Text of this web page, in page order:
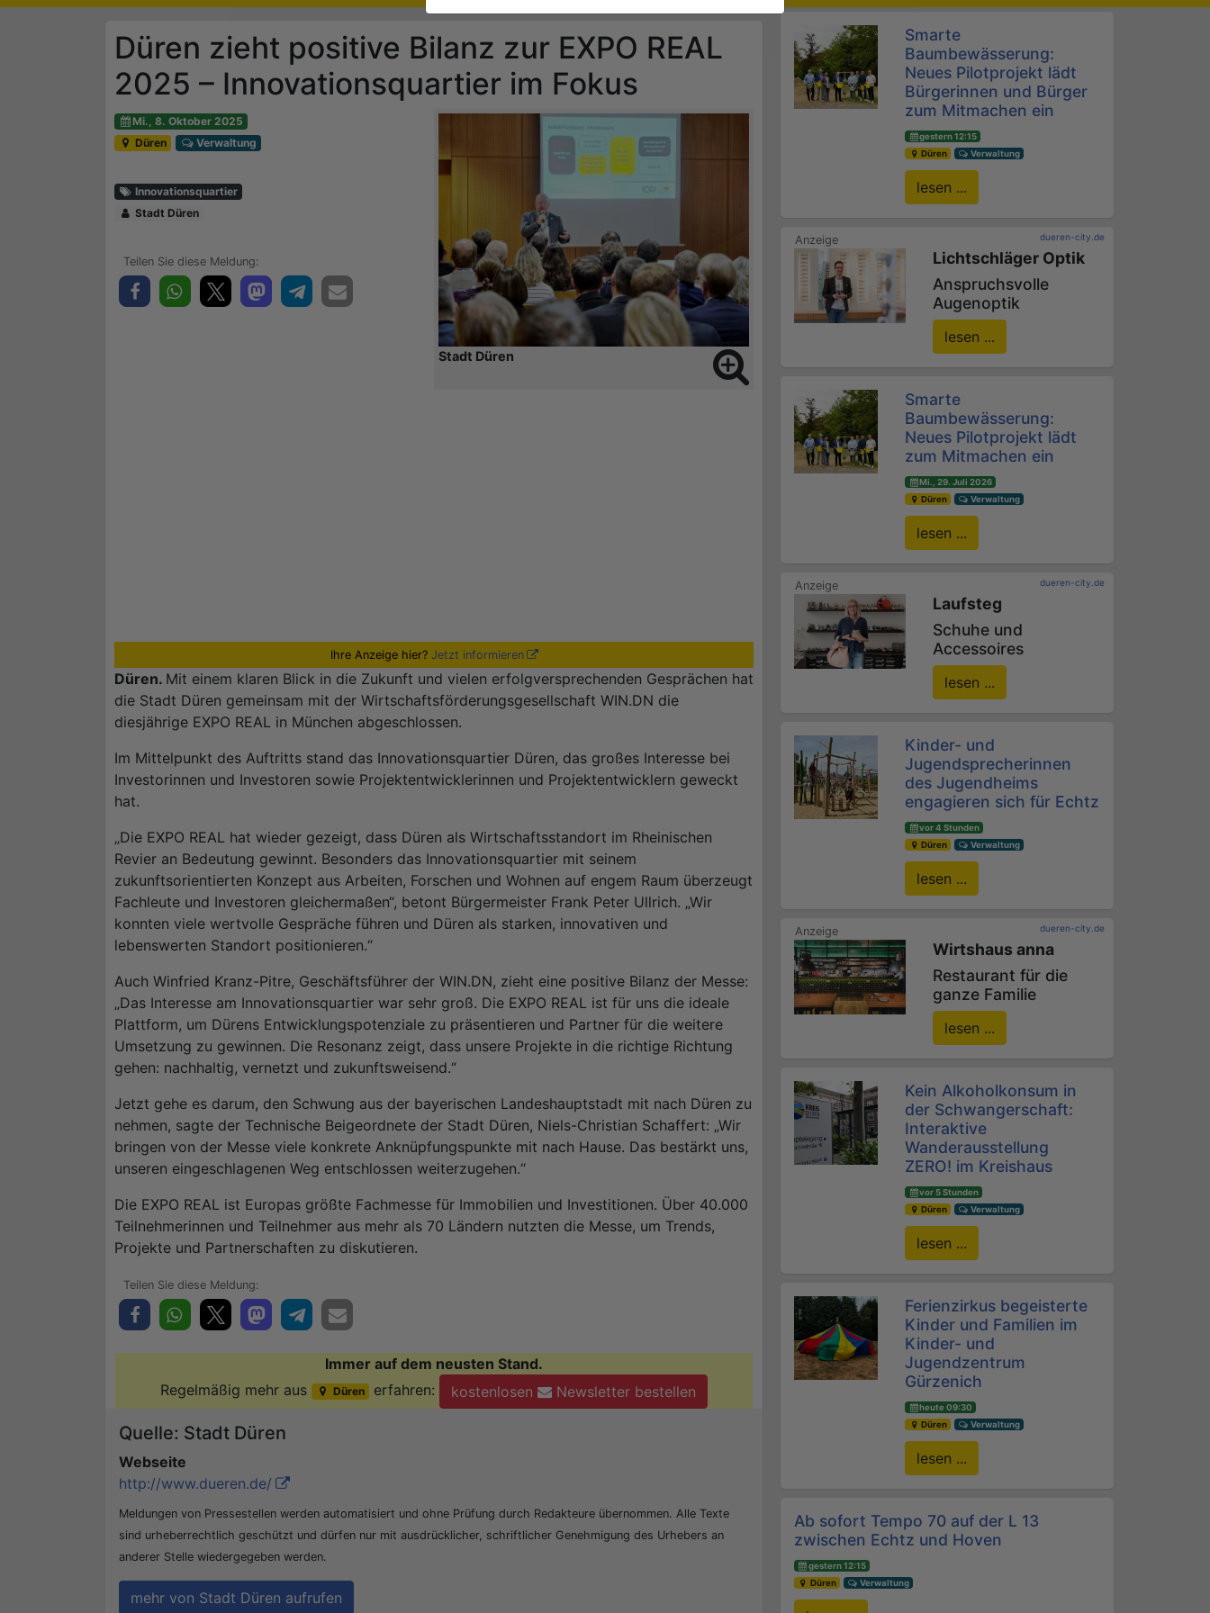
Düren zieht positive Bilanz zur EXPO REAL
2025 – Innovationsquartier im Fokus
Stadt Düren
Mi., 8. Oktober 2025
Düren
Verwaltung
Innovationsquartier
Stadt Düren
Ihre Anzeige hier? Jetzt informieren
Düren. Mit einem klaren Blick in die Zukunft und vielen erfolgversprechenden Gesprächen hat
die Stadt Düren gemeinsam mit der Wirtschaftsförderungsgesellschaft WIN.DN die
diesjährige EXPO REAL in München abgeschlossen.
Im Mittelpunkt des Auftritts stand das Innovationsquartier Düren, das großes Interesse bei
Investorinnen und Investoren sowie Projektentwicklerinnen und Projektentwicklern geweckt
hat.
„Die EXPO REAL hat wieder gezeigt, dass Düren als Wirtschaftsstandort im Rheinischen
Revier an Bedeutung gewinnt. Besonders das Innovationsquartier mit seinem
zukunftsorientierten Konzept aus Arbeiten, Forschen und Wohnen auf engem Raum überzeugt
Fachleute und Investoren gleichermaßen“, betont Bürgermeister Frank Peter Ullrich. „Wir
konnten viele wertvolle Gespräche führen und Düren als starken, innovativen und
lebenswerten Standort positionieren.“
Auch Winfried Kranz-Pitre, Geschäftsführer der WIN.DN, zieht eine positive Bilanz der Messe:
„Das Interesse am Innovationsquartier war sehr groß. Die EXPO REAL ist für uns die ideale
Plattform, um Dürens Entwicklungspotenziale zu präsentieren und Partner für die weitere
Umsetzung zu gewinnen. Die Resonanz zeigt, dass unsere Projekte in die richtige Richtung
gehen: nachhaltig, vernetzt und zukunftsweisend.“
Jetzt gehe es darum, den Schwung aus der bayerischen Landeshauptstadt mit nach Düren zu
nehmen, sagte der Technische Beigeordnete der Stadt Düren, Niels-Christian Schaffert: „Wir
bringen von der Messe viele konkrete Anknüpfungspunkte mit nach Hause. Das bestärkt uns,
unseren eingeschlagenen Weg entschlossen weiterzugehen.“
Die EXPO REAL ist Europas größte Fachmesse für Immobilien und Investitionen. Über 40.000
Teilnehmerinnen und Teilnehmer aus mehr als 70 Ländern nutzten die Messe, um Trends,
Projekte und Partnerschaften zu diskutieren.
Immer auf dem neusten Stand.
Regelmäßig mehr aus
Düren erfahren: kostenlosen Newsletter bestellen
Quelle: Stadt Düren
Webseite
http://www.dueren.de/
Meldungen von Pressestellen werden automatisiert und ohne Prüfung durch Redakteure übernommen. Alle Texte
sind urheberrechtlich geschützt und dürfen nur mit ausdrücklicher, schriftlicher Genehmigung des Urhebers an
anderer Stelle wiedergegeben werden.
mehr von Stadt Düren aufrufen
Smarte
Baumbewässerung:
Neues Pilotprojekt lädt
Bürgerinnen und Bürger
zum Mitmachen ein
gestern 12:15
Düren
Verwaltung
lesen ...
dueren-city.de
Lichtschläger Optik
Anspruchsvolle
Augenoptik
lesen ...
Smarte
Baumbewässerung:
Neues Pilotprojekt lädt
zum Mitmachen ein
Mi., 29. Juli 2026
Düren
Verwaltung
lesen ...
dueren-city.de
Laufsteg
Schuhe und
Accessoires
lesen ...
Kinder- und
Jugendsprecherinnen
des Jugendheims
engagieren sich für Echtz
vor 4 Stunden
Düren
Verwaltung
lesen ...
dueren-city.de
Wirtshaus anna
Restaurant für die
ganze Familie
lesen ...
Kein Alkoholkonsum in
der Schwangerschaft:
Interaktive
Wanderausstellung
ZERO! im Kreishaus
vor 5 Stunden
Düren
Verwaltung
lesen ...
Ferienzirkus begeisterte
Kinder und Familien im
Kinder- und
Jugendzentrum
Gürzenich
heute 09:30
Düren
Verwaltung
lesen ...
Ab sofort Tempo 70 auf der L 13
zwischen Echtz und Hoven
gestern 12:15
Düren
Verwaltung